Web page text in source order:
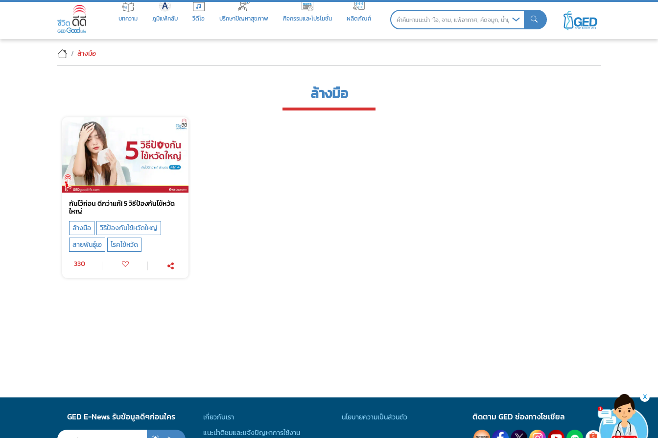
Skip
บทความ ภูมิแพ้คลับ วีดีโอ ปรึกษาปัญหาสุขภาพ กิจกรรมและโปรโมชั่น ผลิตภัณฑ์
ล้างมือ
ล้างมือ
กันไว้ก่อน ดีกว่าแก้! 5 วิธีป้องกันไข้หวัด
ใหญ่
ล้างมือ
วิธีป้องกันไข้หวัดใหญ่
สายพันธุ์เอ
โรคไข้หวัด
330
GED E-News รับข้อมูลดีๆก่อนใคร
เกี่ยวกับเรา
แนะนำติชมและแจ้งปัญหาการใช้งาน
นโยบายความเป็นส่วนตัว ติดตาม GED ช่องทางโซเชียล
X